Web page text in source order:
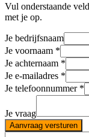
Vul onderstaande
met je op.
Je bedrijfsnaam
Je voornaam
Je achternaam
Je e-mailadres
Je telefoonnummer
Je vraag
Aanvraag versturen